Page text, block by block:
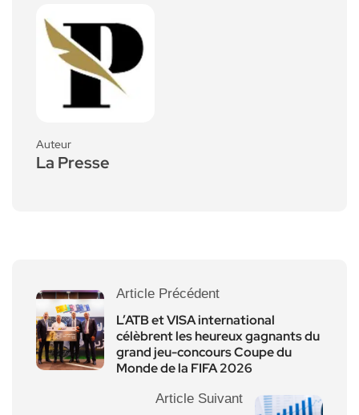
Auteur
La Presse
Article Précédent
L’ATB et VISA international
célèbrent les heureux gagnants du
grand jeu-concours Coupe du
Monde de la FIFA 2026
Article Suivant